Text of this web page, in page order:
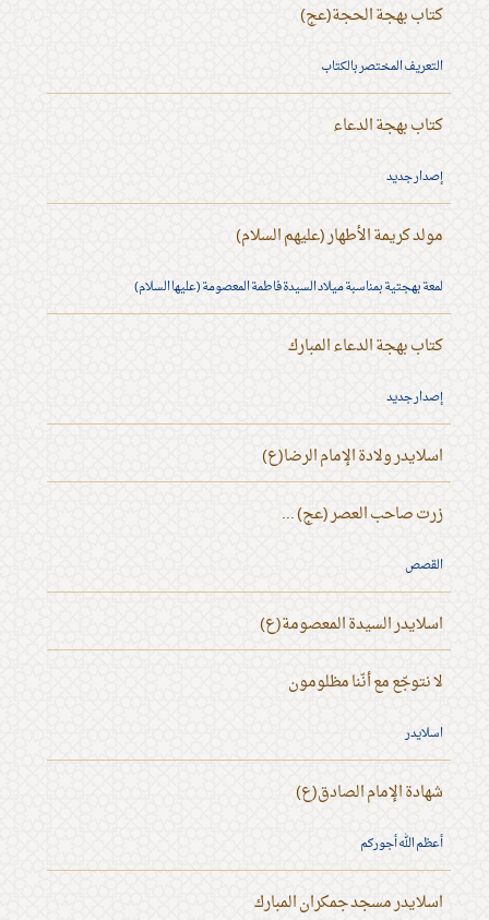
كتاب بهجة الحجة(عج)
التعريف المختصر بالكتاب
كتاب بهجة الدعاء
إصدار جديد
مولد كريمة الأطهار (عليهم السلام)
لمعة بهجتية بمناسبة ميلاد السيدة فاطمة المعصومة (عليها السلام)
كتاب بهجة الدعاء المبارك
إصدار جديد
اسلايدر ولادة الإمام الرضا(ع)
زرت صاحب العصر (عج) ...
القصص
اسلايدر السيدة المعصومة(ع)
لا نتوجّع مع أنّنا مظلومون
اسلايدر
شهادة الإمام الصادق(ع)
أعظم الله أجوركم
اسلايدر مسجد جمكران المبارك